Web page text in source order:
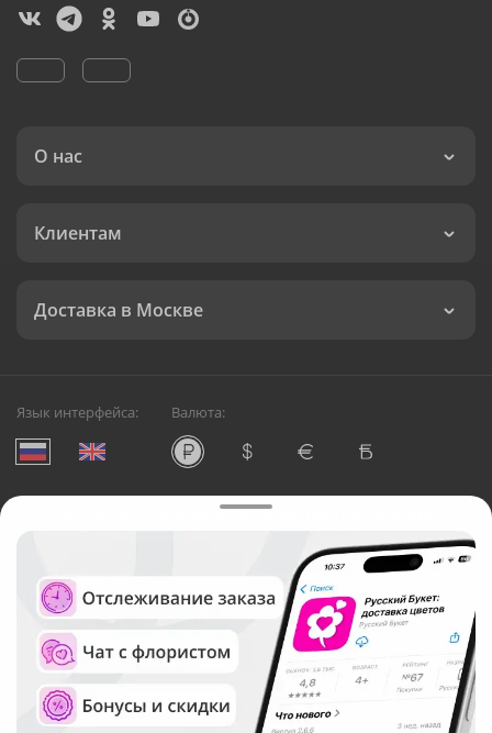
О нас
Клиентам
Доставка в Москве
Язык интерфейса: Валюта:
Служба круглосуточной доставки цветов в Москве
Русский Букет, 2026
Общество с ограниченной ответственностью «Технология»
ОГРН: 1195476081745, ИНН: 5410081997
Юридический адрес: г. Новосибирск, ул. Ипподромская,
д.42, оф. 3
Рейтинг Русского букета в г. Москва